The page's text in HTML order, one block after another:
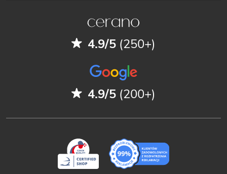
4.9/5 (250+)
4.9/5 (200+)